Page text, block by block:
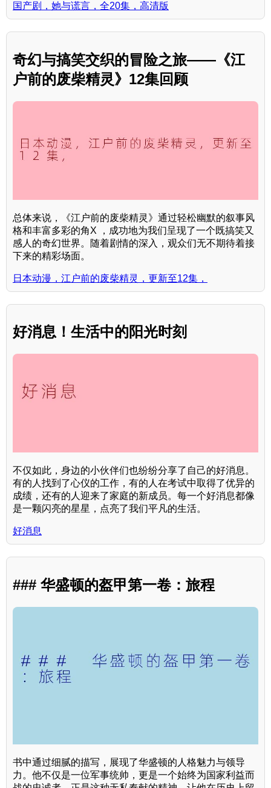
国产剧，她与谎言，全20集，高清版
奇幻与搞笑交织的冒险之旅——《江
户前的废柴精灵》12集回顾
总体来说，《江户前的废柴精灵》通过轻松幽默的叙事风
格和丰富多彩的角X ，成功地为我们呈现了一个既搞笑又
感人的奇幻世界。随着剧情的深入，观众们无不期待着接
下来的精彩场面。
日本动漫，江户前的废柴精灵，更新至12集，
好消息！生活中的阳光时刻
不仅如此，身边的小伙伴们也纷纷分享了自己的好消息。
有的人找到了心仪的工作，有的人在考试中取得了优异的
成绩，还有的人迎来了家庭的新成员。每一个好消息都像
是一颗闪亮的星星，点亮了我们平凡的生活。
好消息
### 华盛顿的盔甲第一卷：旅程
书中通过细腻的描写，展现了华盛顿的人格魅力与领导
力。他不仅是一位军事统帅，更是一个始终为国家利益而